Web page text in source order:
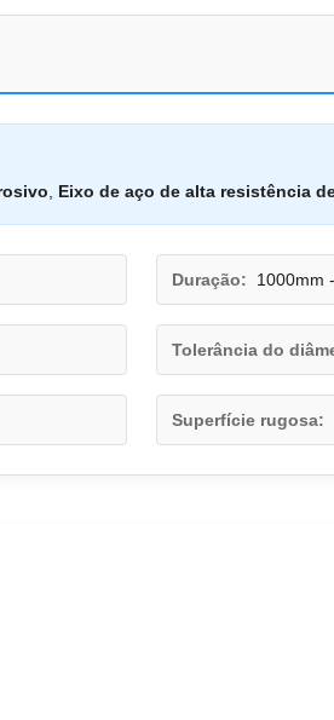
Eixo de aço de alta resistência
Duração: 1000mm
Tolerância do
Superfície rugosa: